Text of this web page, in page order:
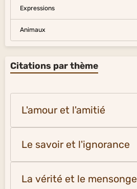
Expressions
Animaux
Citations par thème
L'amour et l'amitié
Le savoir et l'ignorance
La vérité et le mensonge